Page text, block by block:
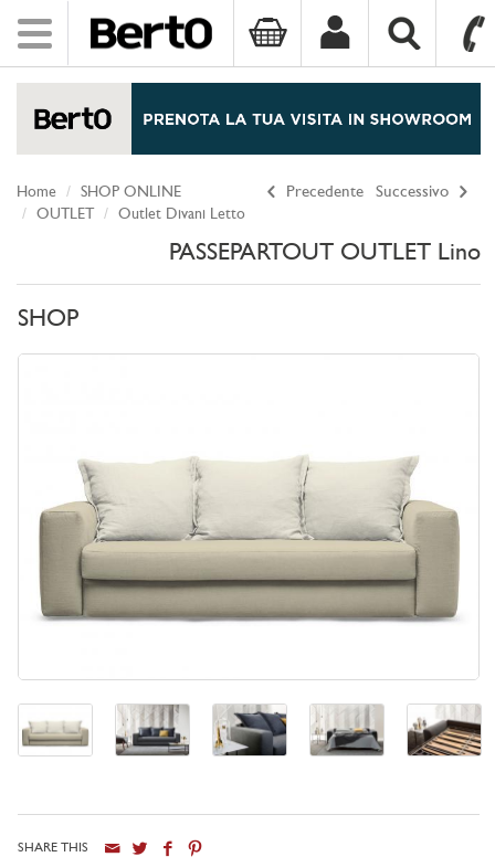
Toggle
navigation
Precedente Successivo
Home
SHOP ONLINE
OUTLET
Outlet Divani Letto
PASSEPARTOUT OUTLET Lino
SHOP
SHARE THIS